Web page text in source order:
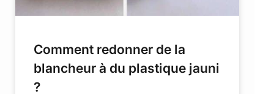
Comment redonner de la
blancheur à du plastique jauni
?